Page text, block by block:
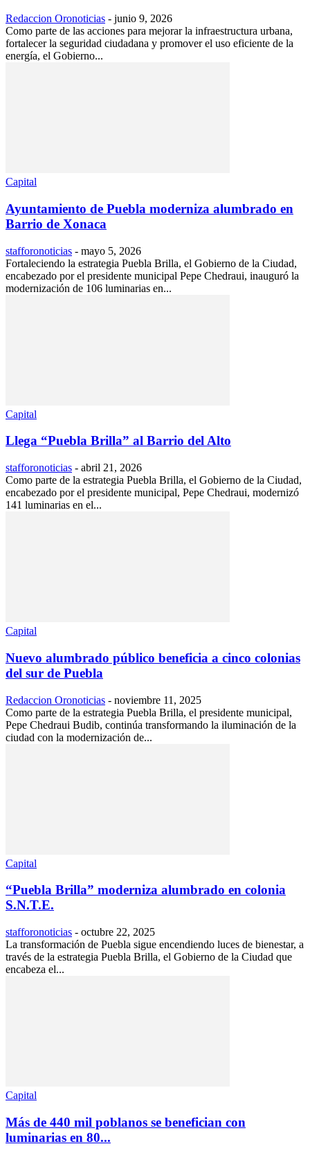
Redaccion Oronoticias - junio 9, 2026
Como parte de las acciones para mejorar la infraestructura urbana,
fortalecer la seguridad ciudadana y promover el uso eficiente de la
energía, el Gobierno...
Capital
Ayuntamiento de Puebla moderniza alumbrado en
Barrio de Xonaca
stafforonoticias - mayo 5, 2026
Fortaleciendo la estrategia Puebla Brilla, el Gobierno de la Ciudad,
encabezado por el presidente municipal Pepe Chedraui, inauguró la
modernización de 106 luminarias en...
Capital
Llega “Puebla Brilla” al Barrio del Alto
stafforonoticias - abril 21, 2026
Como parte de la estrategia Puebla Brilla, el Gobierno de la Ciudad,
encabezado por el presidente municipal, Pepe Chedraui, modernizó
141 luminarias en el...
Capital
Nuevo alumbrado público beneficia a cinco colonias
del sur de Puebla
Redaccion Oronoticias - noviembre 11, 2025
Como parte de la estrategia Puebla Brilla, el presidente municipal,
Pepe Chedraui Budib, continúa transformando la iluminación de la
ciudad con la modernización de...
Capital
“Puebla Brilla” moderniza alumbrado en colonia
S.N.T.E.
stafforonoticias - octubre 22, 2025
La transformación de Puebla sigue encendiendo luces de bienestar, a
través de la estrategia Puebla Brilla, el Gobierno de la Ciudad que
encabeza el...
Capital
Más de 440 mil poblanos se benefician con
luminarias en 80...